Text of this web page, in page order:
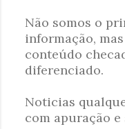
m
c
o
m
n
t
Não somos o
informação,
conteúdo
diferenciado.
Noticias
com apuração